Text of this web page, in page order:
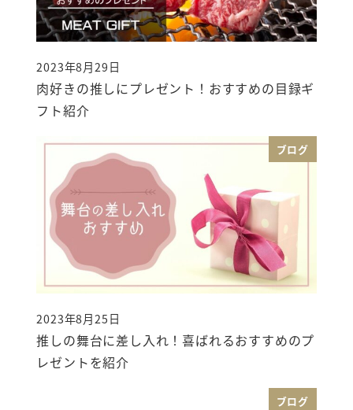
肉好きの推しにプレゼント！おすすめの目録ギ
フト紹介
投稿日
2023年8月29日
ブログ
推しの舞台に差し入れ！喜ばれるおすすめのプ
レゼントを紹介
投稿日
2023年8月25日
ブログ